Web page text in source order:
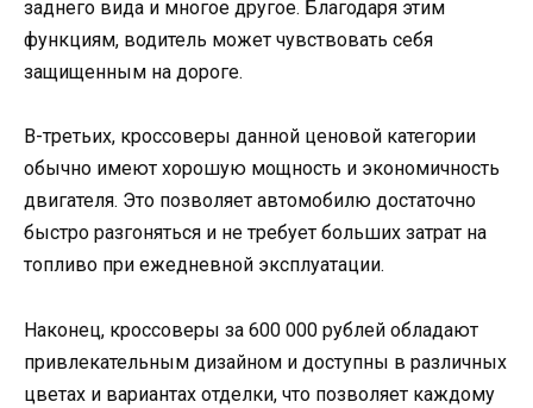
заднего вида и многое другое. Благодаря этим
функциям, водитель может чувствовать себя
защищенным на дороге.
В-третьих, кроссоверы данной ценовой категории
обычно имеют хорошую мощность и экономичность
двигателя. Это позволяет автомобилю достаточно
быстро разгоняться и не требует больших затрат на
топливо при ежедневной эксплуатации.
Наконец, кроссоверы за 600 000 рублей обладают
привлекательным дизайном и доступны в различных
цветах и вариантах отделки, что позволяет каждому